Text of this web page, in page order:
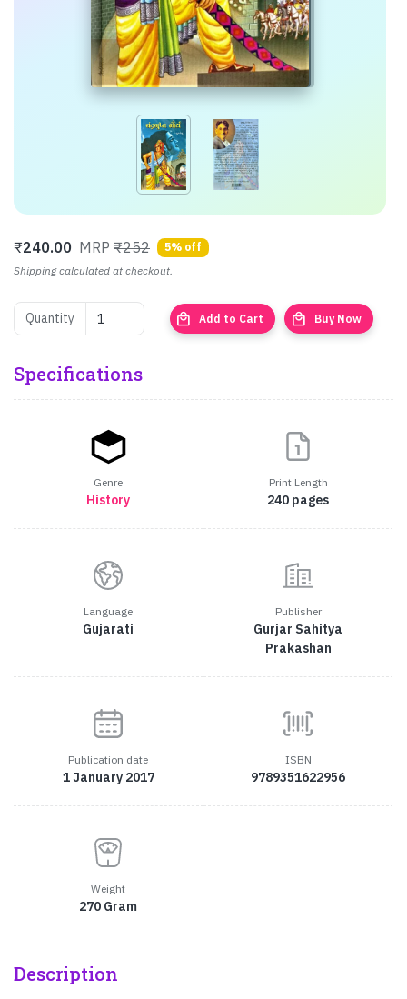
₹240.00 MRP ₹252
5% off
Shipping calculated at checkout.
Quantity local_mall Add to Cart local_mall Buy Now
Specifications
Genre
History
Print Length
240 pages
Language
Gujarati
Publisher
Gurjar Sahitya
Prakashan
Publication date
1 January 2017
ISBN
9789351622956
Weight
270 Gram
Description